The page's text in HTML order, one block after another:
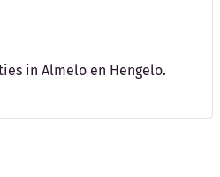
in Almelo en Hengelo.